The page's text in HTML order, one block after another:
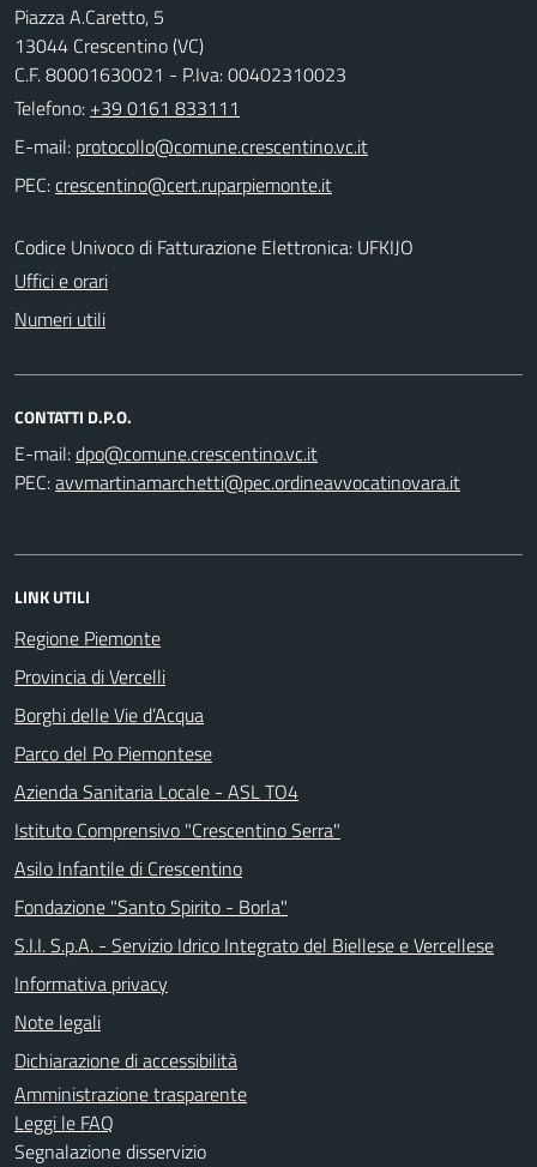
Piazza A.Caretto, 5
13044 Crescentino (VC)
C.F. 80001630021 - P.Iva: 00402310023
Telefono: +39 0161 833111
E-mail:
PEC:
Codice Univoco di Fatturazione Elettronica: UFKIJO
Uffici e orari
Numeri utili
CONTATTI D.P.O.
E-mail:
PEC:
LINK UTILI
Regione Piemonte
Provincia di Vercelli
Borghi delle Vie d’Acqua
Parco del Po Piemontese
Azienda Sanitaria Locale - ASL TO4
Istituto Comprensivo "Crescentino Serra"
Asilo Infantile di Crescentino
Fondazione "Santo Spirito - Borla"
S.I.I. S.p.A. - Servizio Idrico Integrato del Biellese e Vercellese
Informativa privacy
Note legali
Dichiarazione di accessibilità
Amministrazione trasparente
Leggi le FAQ
Segnalazione disservizio